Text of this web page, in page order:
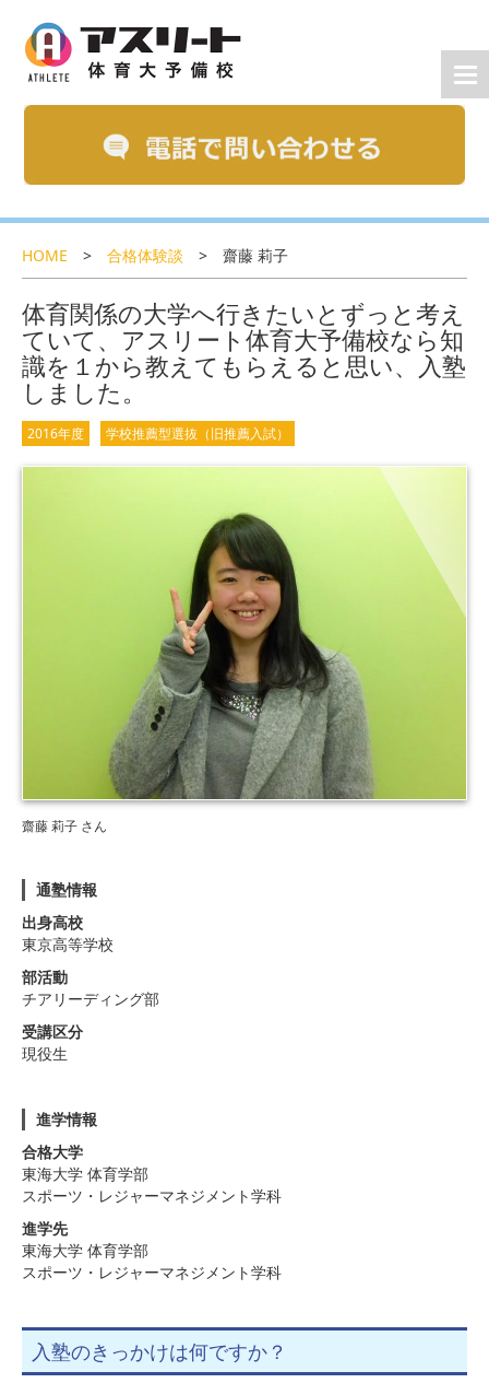
HOME > 合格体験談 > 齋藤 莉子
体育関係の大学へ行きたいとずっと考え
ていて、アスリート体育大予備校なら知
識を１から教えてもらえると思い、入塾
しました。
2016年度 学校推薦型選抜（旧推薦入試）
齋藤 莉子 さん
通塾情報
出身高校
東京高等学校
部活動
チアリーディング部
受講区分
現役生
進学情報
合格大学
東海大学 体育学部
スポーツ・レジャーマネジメント学科
進学先
東海大学 体育学部
スポーツ・レジャーマネジメント学科
入塾のきっかけは何ですか？